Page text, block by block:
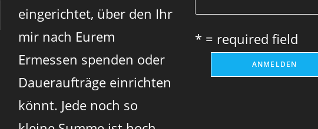
eingerichtet, über den Ihr
mir nach Eurem
Ermessen spenden oder
Daueraufträge einrichten
könnt. Jede noch so
* = required field